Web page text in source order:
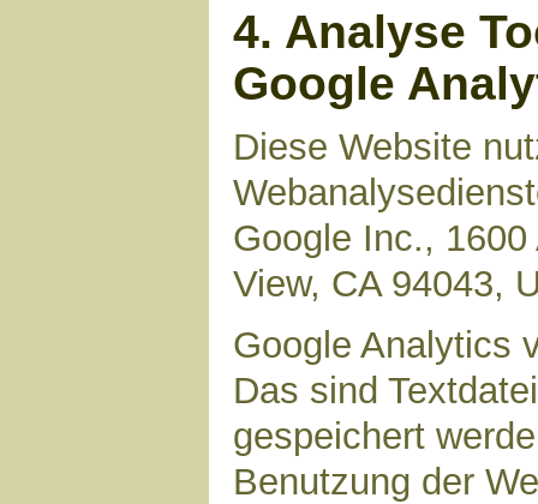
4. Analyse
Google
Diese Website
Google Inc.,
View, CA 94043,
Google Analytics
Das sind
gespeichert
Benutzung der